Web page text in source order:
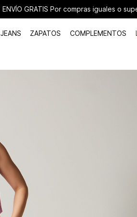
ENVÍO GRATIS Por compras iguales o
JEANS ZAPATOS COMPLEMENTOS